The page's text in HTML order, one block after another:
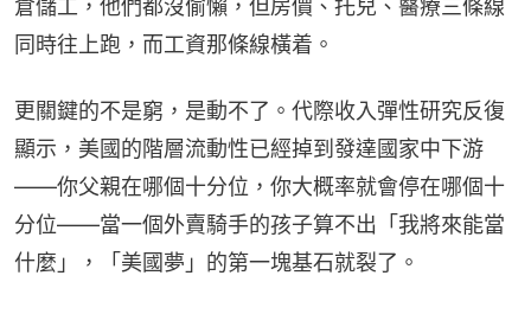
倉儲工，他們都沒偷懶，但房價、托兒、醫療三條線
同時往上跑，而工資那條線橫着。
更關鍵的不是窮，是動不了。代際收入彈性研究反復
顯示，美國的階層流動性已經掉到發達國家中下游
——你父親在哪個十分位，你大概率就會停在哪個十
分位——當一個外賣騎手的孩子算不出「我將來能當
什麼」，「美國夢」的第一塊基石就裂了。